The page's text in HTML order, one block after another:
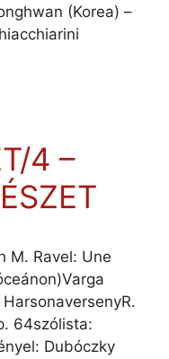
(Korea) –
4 –
M. Ravel: Une
64szólista:
Dubóczky